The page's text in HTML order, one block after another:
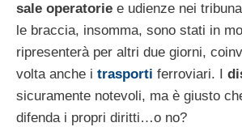
sale operatorie e udienze nei
le braccia, insomma, sono stati in
ripresenterà per altri due giorni,
volta anche i trasporti ferroviari. I
sicuramente notevoli, ma è giusto
difenda i propri diritti…o no?